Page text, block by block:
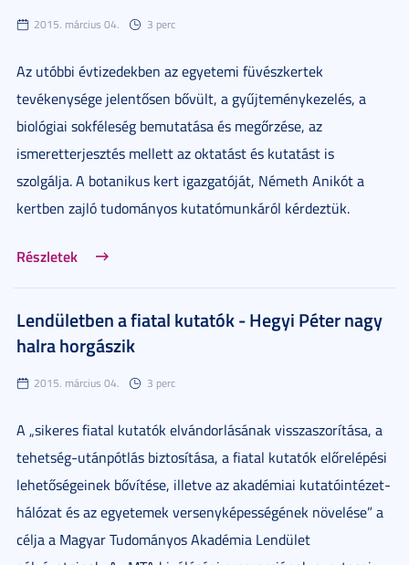
2015. március 04. 3 perc
Az utóbbi évtizedekben az egyetemi füvészkertek
tevékenysége jelentősen bővült, a gyűjteménykezelés, a
biológiai sokféleség bemutatása és megőrzése, az
ismeretterjesztés mellett az oktatást és kutatást is
szolgálja. A botanikus kert igazgatóját, Németh Anikót a
kertben zajló tudományos kutatómunkáról kérdeztük.
Részletek
Lendületben a fiatal kutatók - Hegyi Péter nagy
halra horgászik
2015. március 04. 3 perc
A „sikeres fiatal kutatók elvándorlásának visszaszorítása, a
tehetség-utánpótlás biztosítása, a fiatal kutatók előrelépési
lehetőségeinek bővítése, illetve az akadémiai kutatóintézet-
hálózat és az egyetemek versenyképességének növelése” a
célja a Magyar Tudományos Akadémia Lendület